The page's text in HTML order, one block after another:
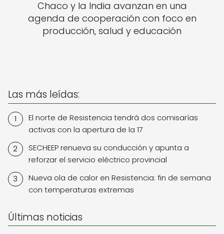
Chaco y la India avanzan en una
agenda de cooperación con foco en
producción, salud y educación
Las más leídas:
El norte de Resistencia tendrá dos comisarías
activas con la apertura de la 17
SECHEEP renueva su conducción y apunta a
reforzar el servicio eléctrico provincial
Nueva ola de calor en Resistencia: fin de semana
con temperaturas extremas
Últimas noticias